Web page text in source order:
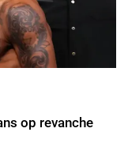
op revanche